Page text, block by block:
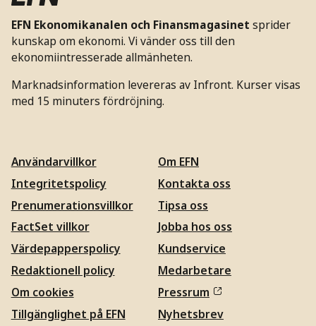
EFN Ekonomikanalen och Finansmagasinet sprider
kunskap om ekonomi. Vi vänder oss till den
ekonomiintresserade allmänheten.
Marknadsinformation levereras av Infront. Kurser visas
med 15 minuters fördröjning.
Användarvillkor
Integritetspolicy
Prenumerationsvillkor
FactSet villkor
Värdepapperspolicy
Redaktionell policy
Om cookies
Tillgänglighet på EFN
Om EFN
Kontakta oss
Tipsa oss
Jobba hos oss
Kundservice
Medarbetare
Pressrum
Nyhetsbrev